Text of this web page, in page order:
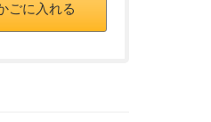
ごに入れる